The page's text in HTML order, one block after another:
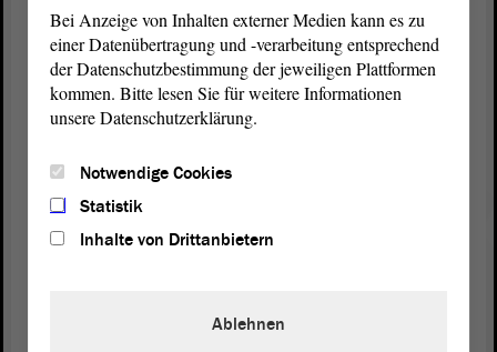
Nachbarschaftspark Gartenstraße in Dessau-Roßlau sowie der
Umbau und die Sanierung einer ehemaligen Scheune zu einem
Wohnhaus in Ummendorf.
Der Publikumspreis 2025 ging an das Konzerthaus Liebfrauen in
Wernigerode. Das leerstehende Barockgebäude sei durch sensible
Konzerthaus überführt worden, so die Architektenkammer.
Was ist der Architekturpreis?
zeichnen sich durch besondere gestalterische Qualität, Innovation
Bei Anzeige von Inhalten externer Medien kann es zu
einer Datenübertragung und -verarbeitung entsprechend
der Datenschutzbestimmung der jeweiligen Plattformen
kommen. Bitte lesen Sie für weitere Informationen
unsere Datenschutzerklärung.
Notwendige Cookies
Statistik
Inhalte von Drittanbietern
Ablehnen